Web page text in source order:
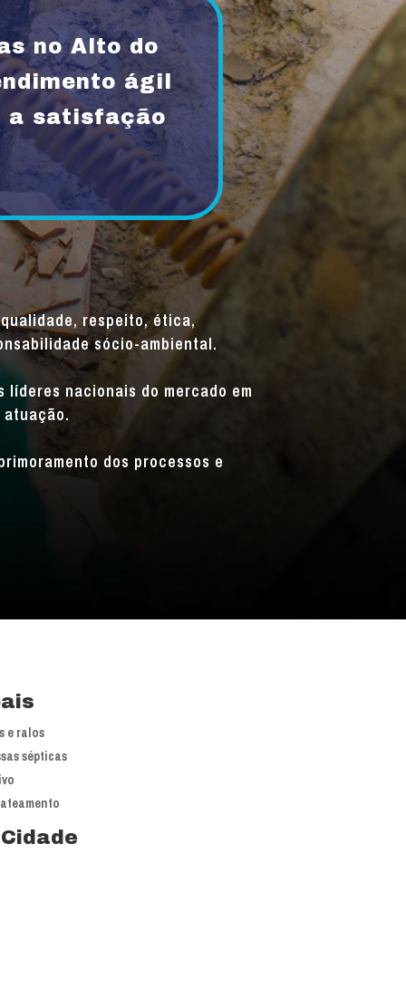
no Alto do
ágil
a satisfação
respeito, ética,
sócio-ambiental.
nacionais do mercado em
dos processos e
e ralos
sépticas